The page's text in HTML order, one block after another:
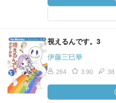
視えるんです。3
伊藤三巳華
264 3.90 38